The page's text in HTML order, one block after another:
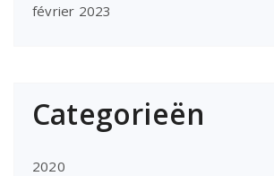
février 2023
Categorieën
2020